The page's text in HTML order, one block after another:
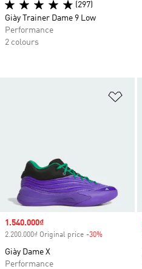
Sale price
1.540.000₫
2.200.000₫ Original price -30%
Giày Dame X
Performance
(297)
Giày Trainer Dame 9 Low
Performance
2 colours